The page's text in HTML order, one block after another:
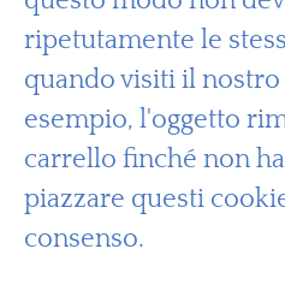
ripetutamente le
quando visiti il
esempio, l'oggetto
carrello finché non
piazzare questi
consenso.